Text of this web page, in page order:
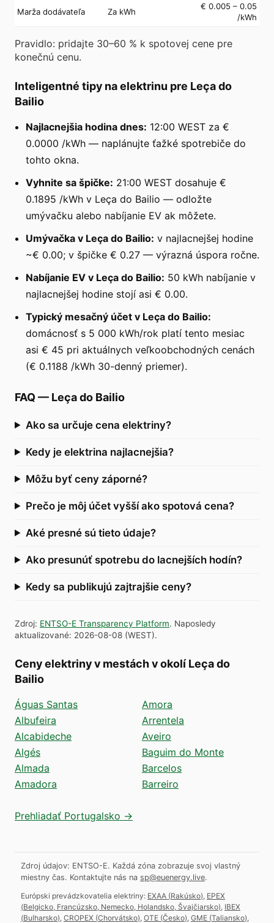
Marža dodávateľa Za kWh
€ 0.005 – 0.05
/kWh
Pravidlo: pridajte 30–60 % k spotovej cene pre
konečnú cenu.
Inteligentné tipy na elektrinu pre Leça do
Bailio
Najlacnejšia hodina dnes: 12:00 WEST za €
0.0000 /kWh — naplánujte ťažké spotrebiče do
tohto okna.
Vyhnite sa špičke: 21:00 WEST dosahuje €
0.1895 /kWh v Leça do Bailio — odložte
umývačku alebo nabíjanie EV ak môžete.
Umývačka v Leça do Bailio: v najlacnejšej hodine
~€ 0.00; v špičke € 0.27 — výrazná úspora ročne.
Nabíjanie EV v Leça do Bailio: 50 kWh nabíjanie v
najlacnejšej hodine stojí asi € 0.00.
Typický mesačný účet v Leça do Bailio:
domácnosť s 5 000 kWh/rok platí tento mesiac
asi € 45 pri aktuálnych veľkoobchodných cenách
(€ 0.1188 /kWh 30-denný priemer).
FAQ — Leça do Bailio
Ako sa určuje cena elektriny?
Kedy je elektrina najlacnejšia?
Môžu byť ceny záporné?
Prečo je môj účet vyšší ako spotová cena?
Aké presné sú tieto údaje?
Ako presunúť spotrebu do lacnejších hodín?
Kedy sa publikujú zajtrajšie ceny?
Zdroj: ENTSO-E Transparency Platform. Naposledy
aktualizované: 2026-08-08 (WEST).
Ceny elektriny v mestách v okolí Leça do
Bailio
Águas Santas
Albufeira
Alcabideche
Algés
Almada
Amadora
Amora
Arrentela
Aveiro
Baguim do Monte
Barcelos
Barreiro
Prehliadať Portugalsko →
Zdroj údajov: ENTSO-E. Každá zóna zobrazuje svoj vlastný
miestny čas. Kontaktujte nás na sp@euenergy.live.
Európski prevádzkovatelia elektriny: EXAA (Rakúsko) EPEX
(Belgicko, Francúzsko, Nemecko, Holandsko, Švajčiarsko) IBEX
(Bulharsko) CROPEX (Chorvátsko) OTE (Česko) GME (Taliansko)